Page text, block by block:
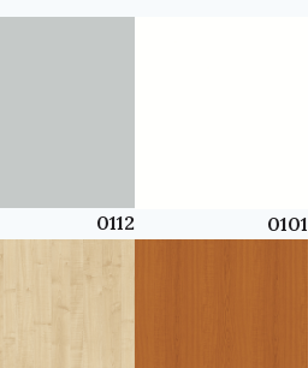
0101
0112